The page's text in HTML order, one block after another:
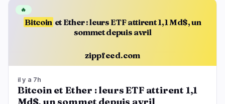
Bitcoin et Ether : leurs ETF attirent 1,1 Md$, un
sommet depuis avril
zippfeed.com
🔥
il y a 7h
Bitcoin et Ether : leurs ETF attirent 1,1